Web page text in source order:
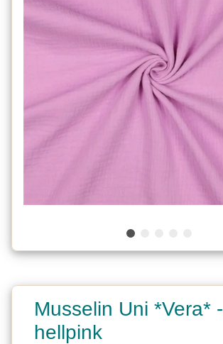
Musselin Uni *Vera* -
hellpink